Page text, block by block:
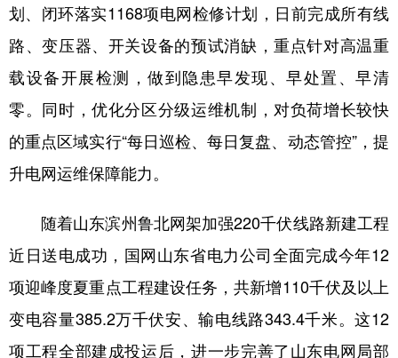
划、闭环落实1168项电网检修计划，日前完成所有线
路、变压器、开关设备的预试消缺，重点针对高温重
载设备开展检测，做到隐患早发现、早处置、早清
零。同时，优化分区分级运维机制，对负荷增长较快
的重点区域实行“每日巡检、每日复盘、动态管控”，提
升电网运维保障能力。
随着山东滨州鲁北网架加强220千伏线路新建工程
近日送电成功，国网山东省电力公司全面完成今年12
项迎峰度夏重点工程建设任务，共新增110千伏及以上
变电容量385.2万千伏安、输电线路343.4千米。这12
项工程全部建成投运后，进一步完善了山东电网局部